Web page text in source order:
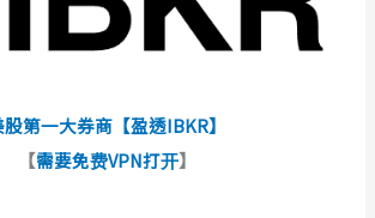
第一大券商【盈透IBKR】
【需要免费VPN打开】